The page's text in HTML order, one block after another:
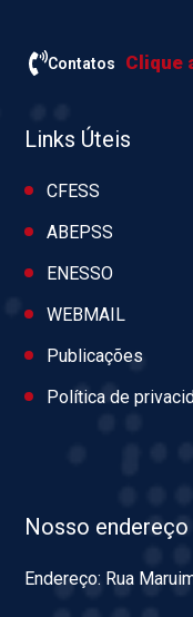
Contatos Clique
Links Úteis
CFESS
ABEPSS
ENESSO
WEBMAIL
Publicações
Política de
Nosso endereço
Endereço: Rua